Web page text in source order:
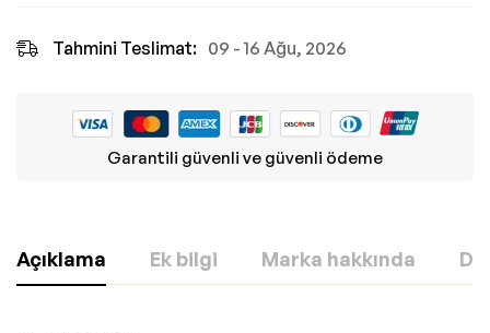
Tahmini Teslimat: 09 - 16 Ağu, 2026
Garantili güvenli ve güvenli ödeme
Açıklama Ek bilgi Marka hakkında